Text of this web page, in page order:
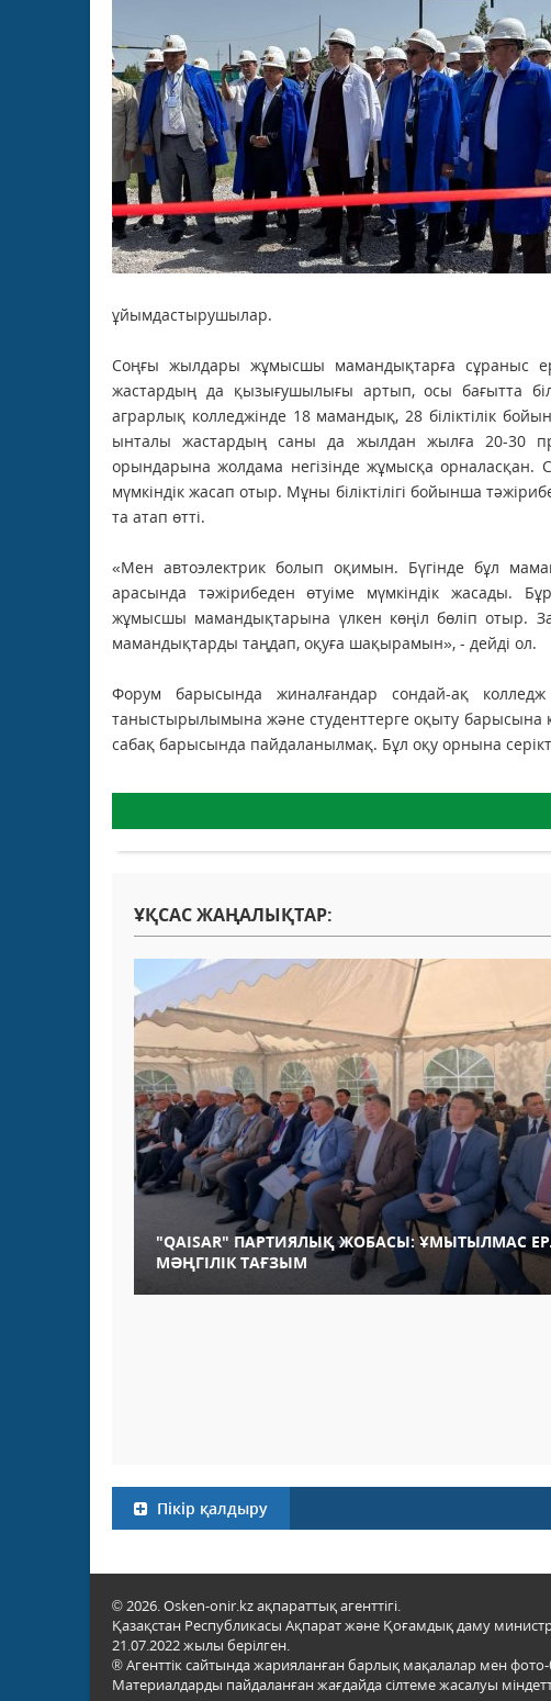
ұйымдастырушылар.
Соңғы жылдары жұмысшы мамандықтарға сұраныс
жастардың да қызығушылығы артып, осы бағытта
аграрлық колледжінде 18 мамандық, 28 біліктілік
ынталы жастардың саны да жылдан жылға 20-30
орындарына жолдама негізінде жұмысқа орналасқан.
мүмкіндік жасап отыр. Мұны біліктілігі бойынша
та атап өтті.
«Мен автоэлектрик болып оқимын. Бүгінде бұл
арасында тәжірибеден өтуіме мүмкіндік жасады.
жұмысшы мамандықтарына үлкен көңіл бөліп отыр.
мамандықтарды таңдап, оқуға шақырамын», - дейді ол.
Форум барысында жиналғандар сондай-ақ
таныстырылымына және студенттерге оқыту барысына
сабақ барысында пайдаланылмақ. Бұл оқу орнына
ҰҚСАС ЖАҢАЛЫҚТАР:
"QAISAR" ПАРТИЯЛЫҚ ЖОБАСЫ: ҰМЫТЫЛМАС
МӘҢГІЛІК ТАҒЗЫМ
Пікір қалдыру
© 2026. Osken-onir.kz ақпараттық агенттігі.
Қазақстан Республикасы Ақпарат және Қоғамдық даму
21.07.2022 жылы берілген.
® Агенттік сайтында жарияланған барлық мақалалар мен
Материалдарды пайдаланған жағдайда сілтеме жасалуы